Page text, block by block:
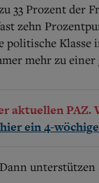
33 Prozent der
zehn
Klasse
mehr zu
aktuellen PAZ.
hier ein 4-
unterstützen